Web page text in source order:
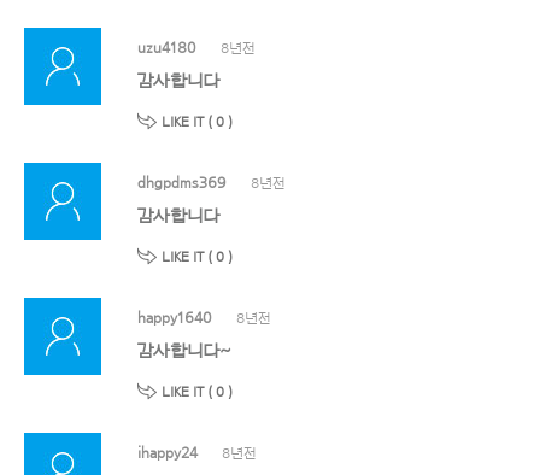
uzu4180 8년전
감사합니다
LIKE IT ( 0 )
dhgpdms369 8년전
감사합니다
LIKE IT ( 0 )
happy1640 8년전
감사합니다~
LIKE IT ( 0 )
ihappy24 8년전